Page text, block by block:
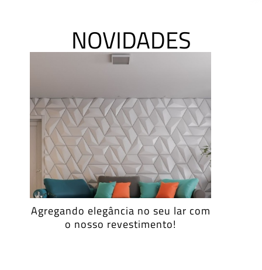
NOVIDADES
Os cobogós que fazem a diferença
no seu ambiente